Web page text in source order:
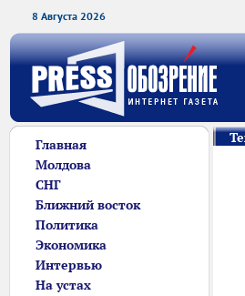
8 Августа 2026
Главная
Молдова
СНГ
Ближний восток
Политика
Экономика
Интервью
На устах